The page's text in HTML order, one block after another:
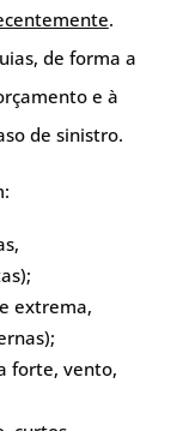
.
de forma a
e à
de sinistro.
extrema,
forte, vento,